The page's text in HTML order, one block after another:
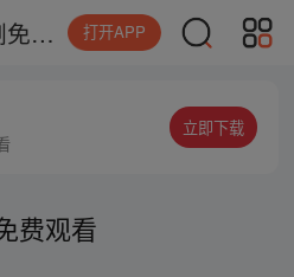
国术无双陈默短剧免费观看 打开APP
立即下载
费观看